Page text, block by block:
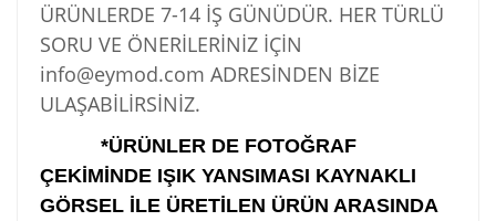
ÜRÜNLERDE 7-14 İŞ GÜNÜDÜR. HER TÜRLÜ
SORU VE ÖNERİLERİNİZ İÇİN
info@eymod.com ADRESİNDEN BİZE
ULAŞABİLİRSİNİZ.
*ÜRÜNLER DE FOTOĞRAF
ÇEKİMİNDE IŞIK YANSIMASI KAYNAKLI
GÖRSEL İLE ÜRETİLEN ÜRÜN ARASINDA